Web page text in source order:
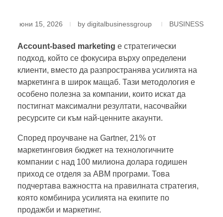
юни 15, 2026 by digitalbusinessgroup BUSINESS
Account-based marketing е стратегически
подход, който се фокусира върху определени
клиенти, вместо да разпространява усилията на
маркетинга в широк мащаб. Тази методология е
особено полезна за компании, които искат да
постигнат максимални резултати, насочвайки
ресурсите си към най-ценните акаунти.
Според проучване на Gartner, 21% от
маркетинговия бюджет на технологичните
компании с над 100 милиона долара годишен
приход се отделя за ABM програми. Това
подчертава важността на правилната стратегия,
която комбинира усилията на екипите по
продажби и маркетинг.